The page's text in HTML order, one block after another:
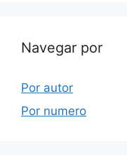
Navegar por
Por autor
Por numero